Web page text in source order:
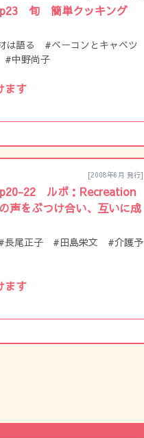
旬 簡単クッキング
語る #ベーコンとキャベツ
中野尚子
ます
[2008年6月 発行]
22 ルポ：Recreation
声をぶつけ合い、互いに成
長尾正子 #田島栄文 #介護予
ます